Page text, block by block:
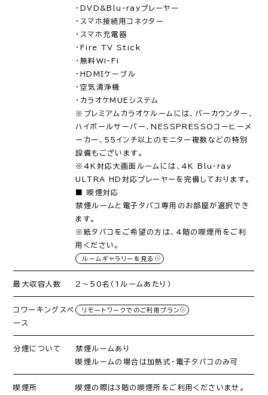
・DVD&Blu-rayプレーヤー
・スマホ接続用コネクター
・スマホ充電器
・Fire TV Stick
・無料Wi-Fi
・HDMIケーブル
・空気清浄機
・カラオケMUEシステム
※プレミアムカラオケルームには、バーカウンター、
ハイボールサーバー、NESSPRESSOコーヒーメ
ーカー、55インチ以上のモニター複数などの特別
設備もございます。
※4K対応大画面ルームには、4K Blu-ray
ULTRA HD対応プレーヤーを完備しております。
■ 喫煙対応
禁煙ルームと電子タバコ専用のお部屋が選択でき
ます。
※紙タバコをご希望の方は、4階の喫煙所をご利
用ください。
ルームギャラリーを見る
最大収容人数 2～50名（1ルームあたり）
コワーキングスペ
ース
リモートワークでのご利用プラン
分煙について
禁煙ルームあり
喫煙ルームの場合は加熱式・電子タバコのみ可
喫煙所
喫煙の際は3階の喫煙所をご利用くださいませ。